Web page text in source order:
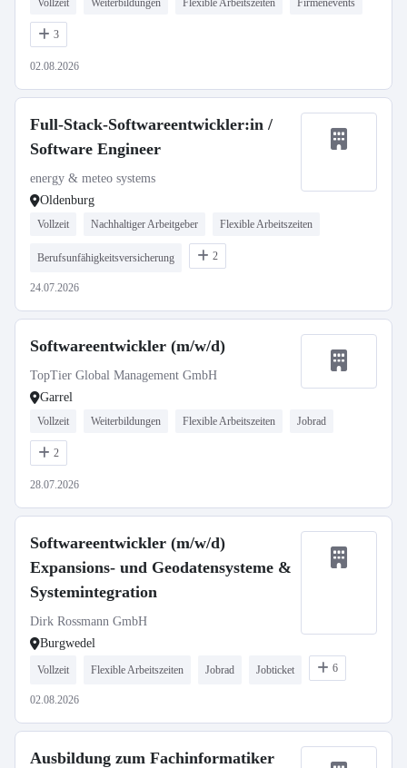
Vollzeit Weiterbildungen Flexible Arbeitszeiten Firmenevents
3
02.08.2026
Full-Stack-Softwareentwickler:in /
Software Engineer
energy & meteo systems
Oldenburg
Vollzeit Nachhaltiger Arbeitgeber Flexible Arbeitszeiten
Berufsunfähigkeitsversicherung 2
24.07.2026
Softwareentwickler (m/w/d)
TopTier Global Management GmbH
Garrel
Vollzeit Weiterbildungen Flexible Arbeitszeiten Jobrad
2
28.07.2026
Softwareentwickler (m/w/d)
Expansions- und Geodatensysteme &
Systemintegration
Dirk Rossmann GmbH
Burgwedel
Vollzeit Flexible Arbeitszeiten Jobrad Jobticket 6
02.08.2026
Ausbildung zum Fachinformatiker